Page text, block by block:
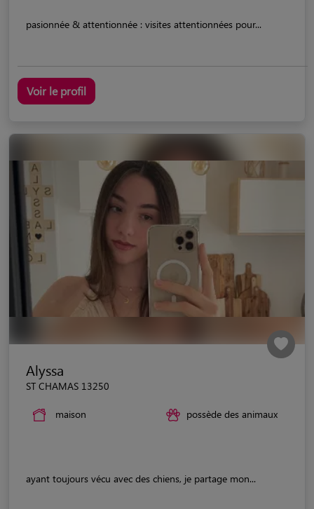
pasionnée & attentionnée : visites attentionnées pour...
Voir le profil
Alyssa
ST CHAMAS 13250
maison possède des animaux
ayant toujours vécu avec des chiens, je partage mon...